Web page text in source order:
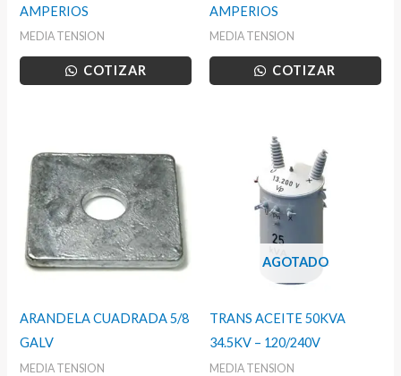
AMPERIOS
MEDIA TENSION
COTIZAR
AMPERIOS
MEDIA TENSION
COTIZAR
ARANDELA CUADRADA 5/8
GALV
MEDIA TENSION
AGOTADO
TRANS ACEITE 50KVA
34.5KV – 120/240V
MEDIA TENSION